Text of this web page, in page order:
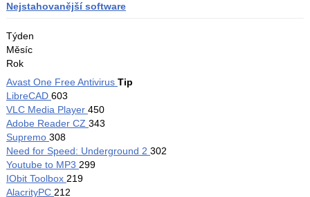
Nejstahovanější software
Týden
Měsíc
Rok
Za
týden
Avast One Free Antivirus Tip
LibreCAD 603
VLC Media Player 450
Adobe Reader CZ 343
Supremo 308
Need for Speed: Underground 2 302
Youtube to MP3 299
IObit Toolbox 219
AlacrityPC 212